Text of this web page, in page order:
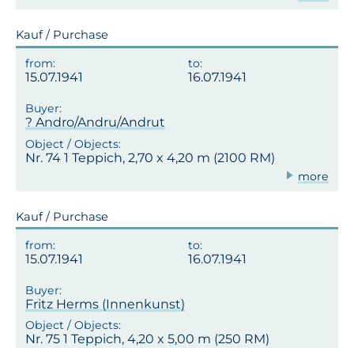
Kauf / Purchase
15.07.1941 16.07.1941
? Andro/Andru/Andrut
Nr. 74 1 Teppich, 2,70 x 4,20 m (2100 RM)
more
Kauf / Purchase
15.07.1941 16.07.1941
Fritz Herms (Innenkunst)
Nr. 75 1 Teppich, 4,20 x 5,00 m (250 RM)